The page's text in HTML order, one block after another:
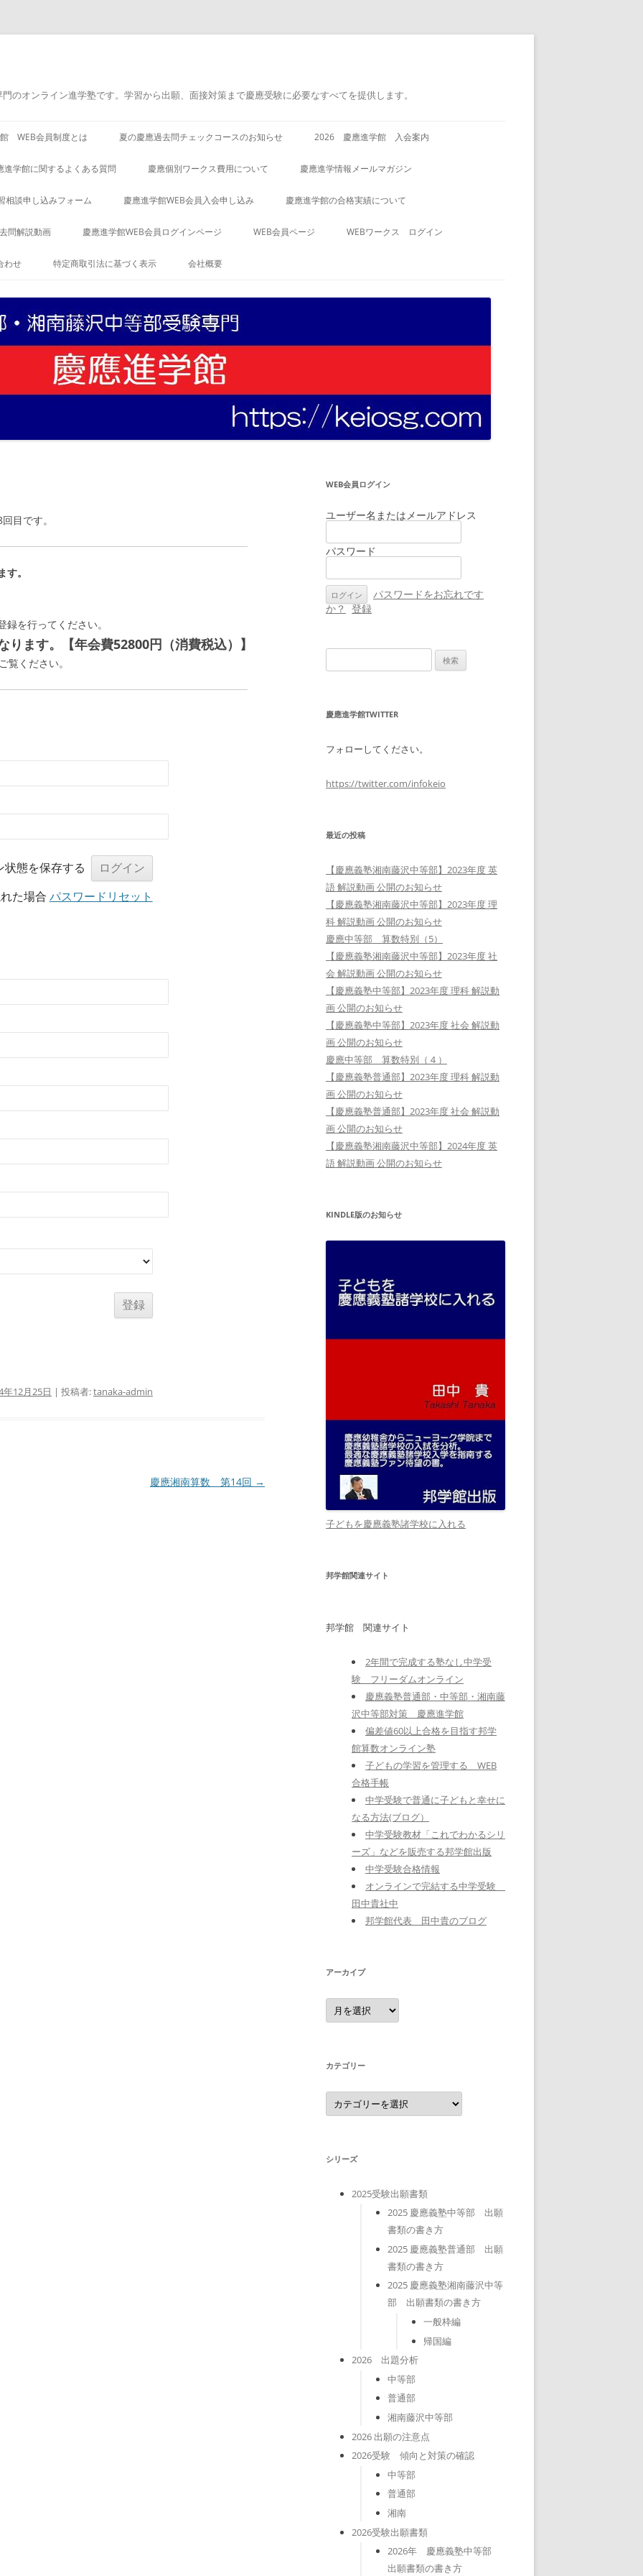
のオンライン進学塾です。学習から出願、面接対策まで慶應受験に必要なすべてを提供します。
WEB会員制度とは 夏の慶應過去問チェックコースのお知らせ 2026 慶應進学館 入会案内
進学館に関するよくある質問 慶應個別ワークス費用について 慶應進学情報メールマガジン
相談申し込みフォーム 慶應進学館WEB会員入会申し込み 慶應進学館の合格実績について
問解説動画 慶應進学館WEB会員ログインページ WEB会員ページ WEBワークス ログイン
わせ 特定商取引法に基づく表示 会社概要
目です。
。
を行ってください。
ます。【年会費52800円（消費税込）】
覧ください。
状態を保存する
た場合 パスワードリセット
年12月25日 | 投稿者:tanaka-admin
慶應湘南算数 第14回 →
WEB会員ログイン
ユーザー名またはメールアドレス
パスワード
パスワードをお忘れです
か？ 登録
索:
慶應進学館TWITTER
フォローしてください。
https://twitter.com/infokeio
最近の投稿
【慶應義塾湘南藤沢中等部】2023年度 英
語 解説動画 公開のお知らせ
【慶應義塾湘南藤沢中等部】2023年度 理
科 解説動画 公開のお知らせ
慶應中等部 算数特別（5）
【慶應義塾湘南藤沢中等部】2023年度 社
会 解説動画 公開のお知らせ
【慶應義塾中等部】2023年度 理科 解説動
画 公開のお知らせ
【慶應義塾中等部】2023年度 社会 解説動
画 公開のお知らせ
慶應中等部 算数特別（４）
【慶應義塾普通部】2023年度 理科 解説動
画 公開のお知らせ
【慶應義塾普通部】2023年度 社会 解説動
画 公開のお知らせ
【慶應義塾湘南藤沢中等部】2024年度 英
語 解説動画 公開のお知らせ
KINDLE版のお知らせ
子どもを慶應義塾諸学校に入れる
邦学館関連サイト
邦学館 関連サイト
2年間で完成する塾なし中学受
験 フリーダムオンライン
慶應義塾普通部・中等部・湘南藤
沢中等部対策 慶應進学館
偏差値60以上合格を目指す邦学
館算数オンライン塾
子どもの学習を管理する WEB
合格手帳
中学受験で普通に子どもと幸せに
なる方法(ブログ）
中学受験教材「これでわかるシリ
ーズ」などを販売する邦学館出版
中学受験合格情報
オンラインで完結する中学受験
田中貴社中
邦学館代表 田中貴のブログ
アーカイブ
ア
ー
カ
カテゴリー
カ
テ
ゴ
シリーズ
2025受験出願書類
2025 慶應義塾中等部 出願
書類の書き方
2025 慶應義塾普通部 出願
書類の書き方
2025 慶應義塾湘南藤沢中等
部 出願書類の書き方
一般枠編
帰国編
2026 出題分析
中等部
普通部
湘南藤沢中等部
2026 出願の注意点
2026受験 傾向と対策の確認
中等部
普通部
湘南
2026受験出願書類
2026年 慶應義塾中等部
出願書類の書き方